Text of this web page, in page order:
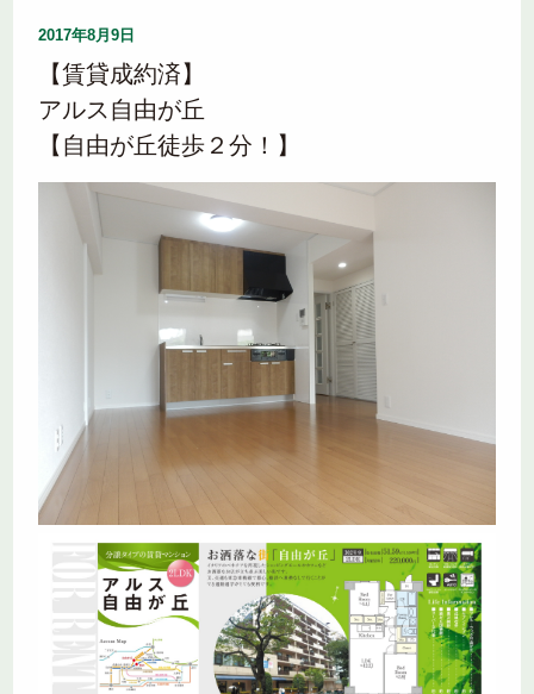
2017年8月9日
【賃貸成約済】
アルス自由が丘
【自由が丘徒歩２分！】